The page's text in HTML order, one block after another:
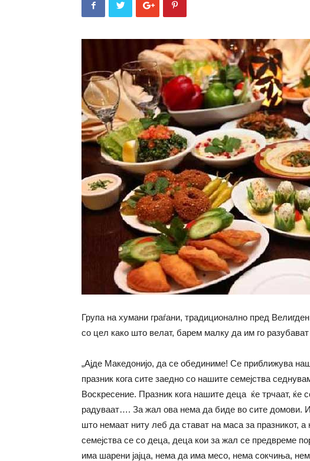
Група на хумани граѓани, традиционално пред
со цел како што велат, барем малку да им го разубават
„Ајде Македонијо, да се обединиме! Се приближува
празник кога сите заедно со нашите семејства
Воскресение. Празник кога нашите деца ќе трчаат, ќе
радуваат…. За жал ова нема да биде во сите домови.
што немаат ниту леб да стават на маса за празникот,
семејства се со деца, деца кои за жал се предвреме
има шарени јајца, нема да има месо, нема сокчиња,